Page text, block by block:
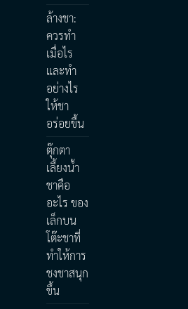
ล้างชา:
ควรทำ
เมื่อไร
และทำ
อย่างไร
ให้ชา
อร่อยขึ้น
ตุ๊กตา
เลี้ยงน้ำ
ชาคือ
อะไร ของ
เล็กบน
โต๊ะชาที่
ทำให้การ
ชงชาสนุก
ขึ้น